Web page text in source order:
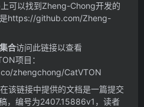
可以找到Zheng-Chong开发的
https://github.com/Zheng-
合访问此链接以查看
项目：
zhengchong/CatVTON
在该链接中提供的文档是一篇提交
，编号为2407.15886v1，读者